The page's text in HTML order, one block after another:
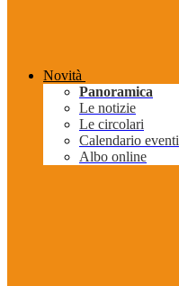
Novità
Panoramica
Le notizie
Le circolari
Calendario eventi
Albo online